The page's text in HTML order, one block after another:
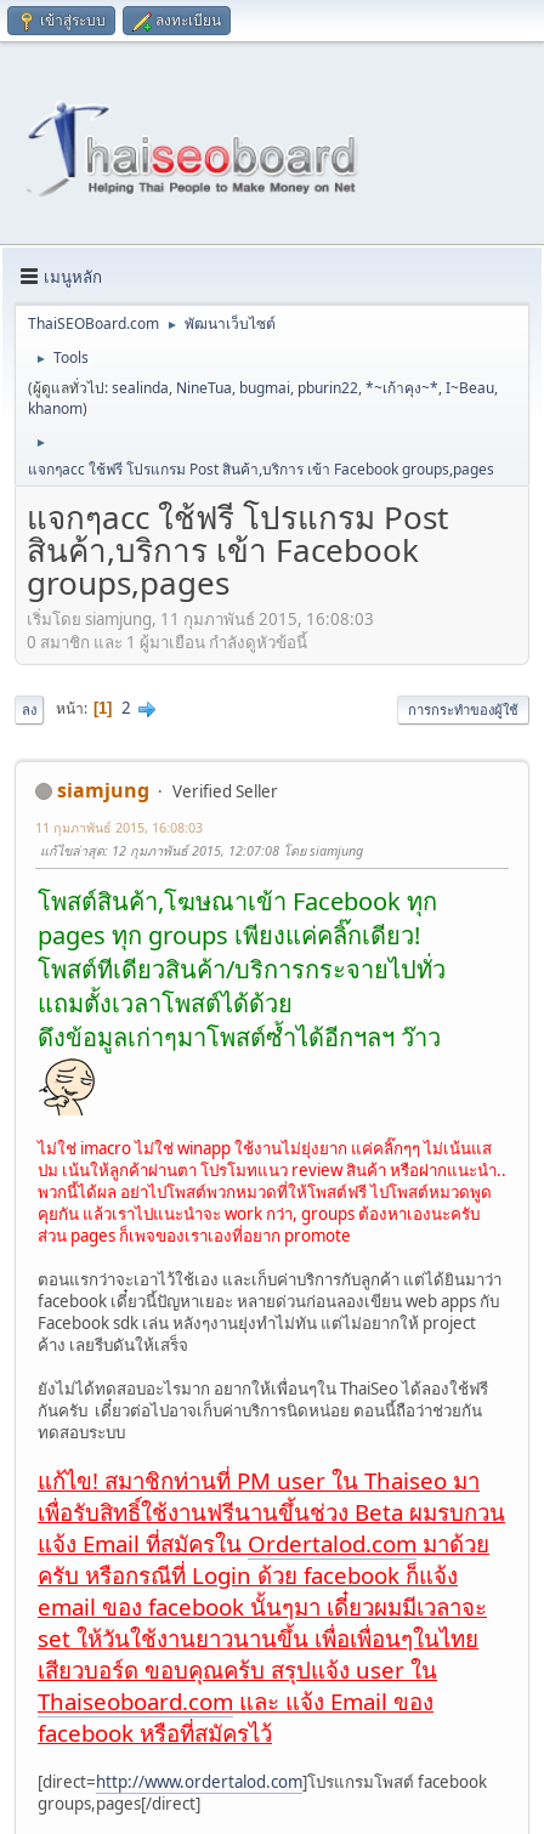
เข้าสู่ระบบ ลงทะเบียน
เมนูหลัก
ThaiSEOBoard.com ► พัฒนาเว็บไซต์
►
Tools
(ผู้ดูแลทั่วไป:sealinda, NineTua, bugmai, pburin22,*~เก้าคุง~*,I~Beau,
khanom)
►
แจกๆacc ใช้ฟรี โปรแกรม Post สินค้า,บริการ เข้า Facebook groups,pages
แจกๆacc ใช้ฟรี โปรแกรม Post
สินค้า,บริการ เข้า Facebook
groups,pages
เริ่มโดย siamjung, 11 กุมภาพันธ์ 2015, 16:08:03
0 สมาชิก และ 1 ผู้มาเยือน กำลังดูหัวข้อนี้
ลง หน้า 1 2 การกระทำของผู้ใช้
siamjung Verified Seller
11 กุมภาพันธ์ 2015, 16:08:03
แก้ไขล่าสุด: 12 กุมภาพันธ์ 2015, 12:07:08 โดย siamjung
โพสต์สินค้า,โฆษณาเข้า Facebook ทุก
pages ทุก groups เพียงแค่คลิ๊กเดียว!
โพสต์ทีเดียวสินค้า/บริการกระจายไปทั่ว
แถมตั้งเวลาโพสต์ได้ด้วย
ดึงข้อมูลเก่าๆมาโพสต์ซ้ำได้อีกฯลฯ ว๊าว
ไม่ใช่ imacro ไม่ใช่ winapp ใช้งานไม่ยุ่งยาก แค่คลิ๊กๆๆ ไม่เน้นแส
ปม เน้นให้ลูกค้าผ่านตา โปรโมทแนว review สินค้า หรือฝากแนะนำ..
พวกนี้ได้ผล อย่าไปโพสต์พวกหมวดที่ให้โพสต์ฟรี ไปโพสต์หมวดพูด
คุยกัน แล้วเราไปแนะนำจะ work กว่า, groups ต้องหาเองนะครับ
ส่วน pages ก็เพจของเราเองที่อยาก promote
ตอนแรกว่าจะเอาไว้ใช้เอง และเก็บค่าบริการกับลูกค้า แต่ได้ยินมาว่า
facebook เดี๋ยวนี้ปัญหาเยอะ หลายด่วนก่อนลองเขียน web apps กับ
Facebook sdk เล่น หลังๆงานยุ่งทำไม่ทัน แต่ไม่อยากให้ project
ค้าง เลยรีบดันให้เสร็จ
ยังไม่ได้ทดสอบอะไรมาก อยากให้เพื่อนๆใน ThaiSeo ได้ลองใช้ฟรี
กันครับ เดี๋ยวต่อไปอาจเก็บค่าบริการนิดหน่อย ตอนนี้ถือว่าช่วยกัน
ทดสอบระบบ
แก้ไข! สมาชิกท่านที่ PM user ใน Thaiseo มา
เพื่อรับสิทธิ์ใช้งานฟรีนานขึ้นช่วง Beta ผมรบกวน
แจ้ง Email ที่สมัครใน Ordertalod.com มาด้วย
ครับ หรือกรณีที่ Login ด้วย facebook ก็แจ้ง
email ของ facebook นั้นๆมา เดี๋ยวผมมีเวลาจะ
set ให้วันใช้งานยาวนานขึ้น เพื่อเพื่อนๆในไทย
เสียวบอร์ด ขอบคุณคร้บ สรุปแจ้ง user ใน
Thaiseoboard.com และ แจ้ง Email ของ
facebook หรือที่สมัครไว้
[direct=http://www.ordertalod.com]โปรแกรมโพสต์ facebook
groups,pages[/direct]